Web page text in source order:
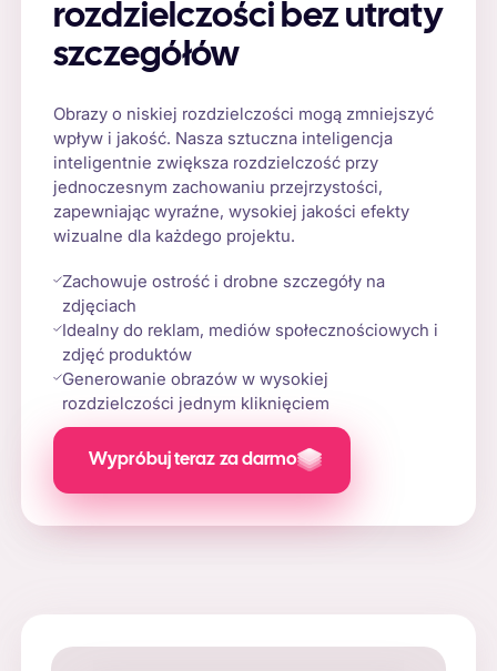
rozdzielczości bez utraty
szczegółów
Obrazy o niskiej rozdzielczości mogą zmniejszyć
wpływ i jakość. Nasza sztuczna inteligencja
inteligentnie zwiększa rozdzielczość przy
jednoczesnym zachowaniu przejrzystości,
zapewniając wyraźne, wysokiej jakości efekty
wizualne dla każdego projektu.
Zachowuje ostrość i drobne szczegóły na
zdjęciach
Idealny do reklam, mediów społecznościowych i
zdjęć produktów
Generowanie obrazów w wysokiej
rozdzielczości jednym kliknięciem
Wypróbuj teraz za darmo